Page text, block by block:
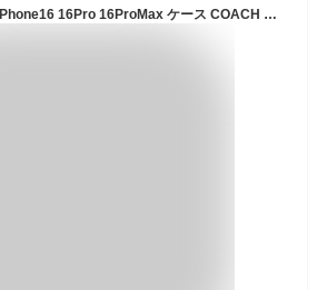
【正規販売店】 コーチ iPhone16 16Pro 16ProMax ケース COACH Folio Case スマホケース 手帳 手帳型 手帳型ケース カバー ブランド プロ プロマックス iPhoneケース カード お洒落 おしゃれ かわいい 高級感 大人 女性 高見え ギフト プレゼント 誕生日